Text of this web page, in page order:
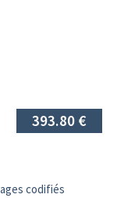
393.80 €
codifiés